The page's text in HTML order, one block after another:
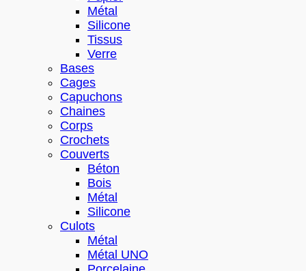
Métal
Silicone
Tissus
Verre
Bases
Cages
Capuchons
Chaines
Corps
Crochets
Couverts
Béton
Bois
Métal
Silicone
Culots
Métal
Métal UNO